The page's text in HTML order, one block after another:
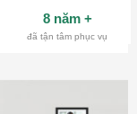
8 năm +
đã tận tâm phục vụ